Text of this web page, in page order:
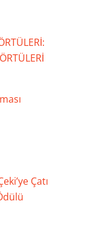
Çatı